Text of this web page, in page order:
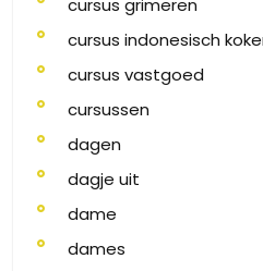
cursus grimeren
cursus indonesisch
cursus vastgoed
cursussen
dagen
dagje uit
dame
dames